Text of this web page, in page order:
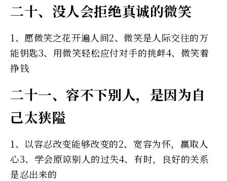
二十、没人会拒绝真诚的微笑
1、愿微笑之花开遍人间2、微笑是人际交往的万
能钥匙3、用微笑轻松应付对手的挑衅4、微笑着
挣钱
二十一、容不下别人，是因为自
己太狭隘
1、以容忍改变能够改变的2、宽容为怀，赢取人
心3、学会原谅别人的过失4、有时，良好的关系
是忍出来的